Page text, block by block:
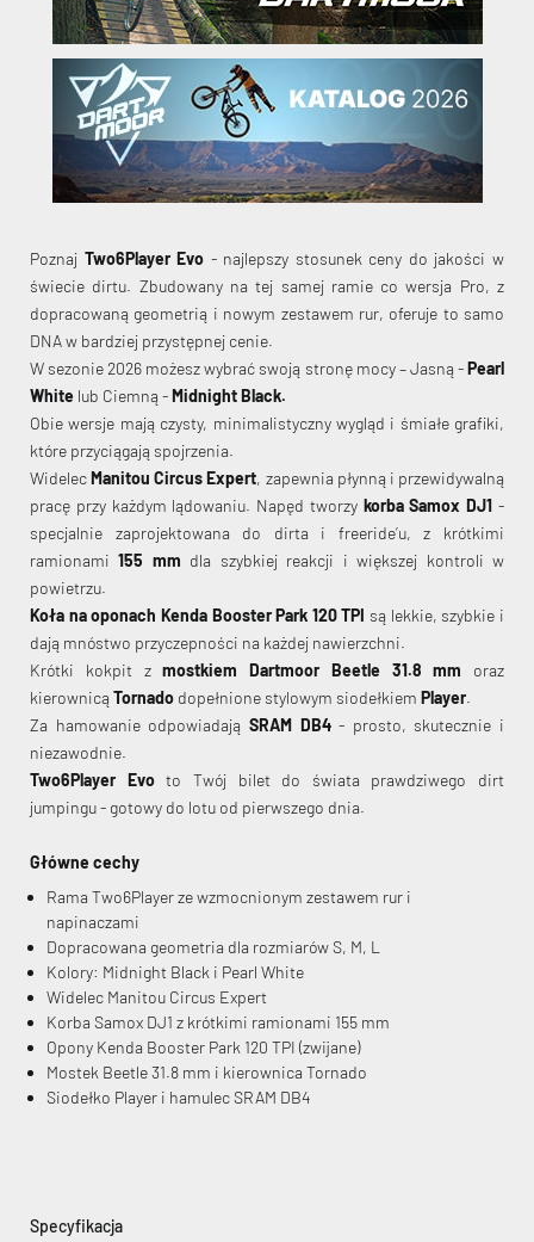
Poznaj Two6Player Evo - najlepszy stosunek ceny do jakości w
świecie dirtu. Zbudowany na tej samej ramie co wersja Pro, z
dopracowaną geometrią i nowym zestawem rur, oferuje to samo
DNA w bardziej przystępnej cenie.
W sezonie 2026 możesz wybrać swoją stronę mocy – Jasną -Pearl
White lub Ciemną -Midnight Black.
Obie wersje mają czysty, minimalistyczny wygląd i śmiałe grafiki,
które przyciągają spojrzenia.
WidelecManitou Circus Expert, zapewnia płynną i przewidywalną
pracę przy każdym lądowaniu. Napęd tworzy korba Samox DJ1 -
specjalnie zaprojektowana do dirta i freeride’u, z krótkimi
ramionami155 mm dla szybkiej reakcji i większej kontroli w
powietrzu.
Koła na oponach Kenda Booster Park 120 TPI są lekkie, szybkie i
dają mnóstwo przyczepności na każdej nawierzchni.
Krótki kokpit zmostkiem Dartmoor Beetle 31.8 mm oraz
kierownicą Tornado dopełnione stylowym siodełkiem Player.
Za hamowanie odpowiadają SRAM DB4- prosto, skutecznie i
niezawodnie.
Two6Player Evoto Twój bilet do świata prawdziwego dirt
jumpingu - gotowy do lotu od pierwszego dnia.
Główne cechy
Rama Two6Player ze wzmocnionym zestawem rur i
napinaczami
Dopracowana geometria dla rozmiarów S, M, L
Kolory: Midnight Black i Pearl White
Widelec Manitou Circus Expert
Korba Samox DJ1 z krótkimi ramionami 155 mm
Opony Kenda Booster Park 120 TPI (zwijane)
Mostek Beetle 31.8 mm i kierownica Tornado
Siodełko Player i hamulec SRAM DB4
Specyfikacja